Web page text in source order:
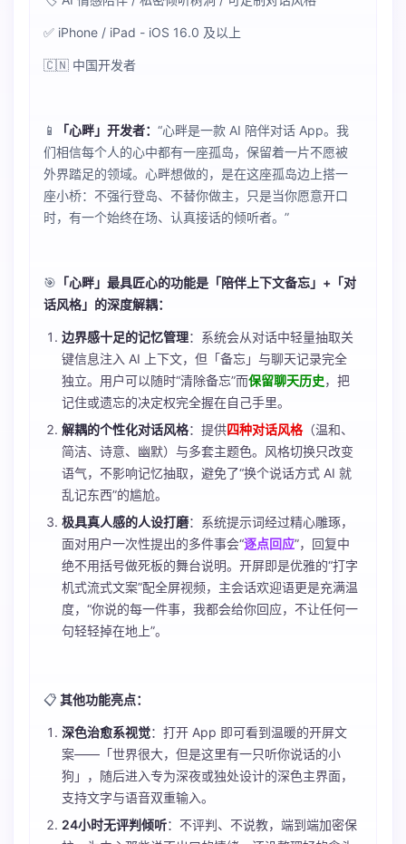
✅ iPhone / iPad - iOS 16.0 及以上
🇨🇳 中国开发者
📱 「心畔」开发者： “心畔是一款 AI 陪伴对话 App。我
们相信每个人的心中都有一座孤岛，保留着一片不愿被
外界踏足的领域。心畔想做的，是在这座孤岛边上搭一
座小桥：不强行登岛、不替你做主，只是当你愿意开口
时，有一个始终在场、认真接话的倾听者。”
🎯 「心畔」最具匠心的功能是「陪伴上下文备忘」+「对
话风格」的深度解耦：
边界感十足的记忆管理：系统会从对话中轻量抽取关
键信息注入 AI 上下文，但「备忘」与聊天记录完全
独立。用户可以随时“清除备忘”而保留聊天历史，把
记住或遗忘的决定权完全握在自己手里。
解耦的个性化对话风格：提供四种对话风格（温和、
简洁、诗意、幽默）与多套主题色。风格切换只改变
语气，不影响记忆抽取，避免了“换个说话方式 AI 就
乱记东西”的尴尬。
极具真人感的人设打磨：系统提示词经过精心雕琢，
面对用户一次性提出的多件事会“逐点回应”，回复中
绝不用括号做死板的舞台说明。开屏即是优雅的“打字
机式流式文案”配全屏视频，主会话欢迎语更是充满温
度，“你说的每一件事，我都会给你回应，不让任何一
句轻轻掉在地上”。
📋 其他功能亮点：
深色治愈系视觉：打开 App 即可看到温暖的开屏文
案——「世界很大，但是这里有一只听你说话的小
狗」，随后进入专为深夜或独处设计的深色主界面，
支持文字与语音双重输入。
24小时无评判倾听：不评判、不说教，端到端加密保